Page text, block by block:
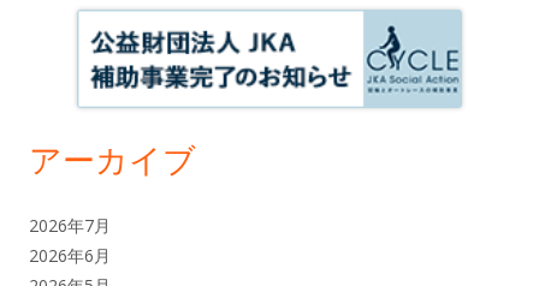
アーカイブ
2026年7月
2026年6月